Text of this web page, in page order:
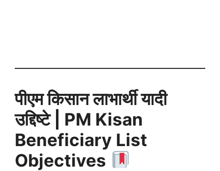
पीएम किसान लाभार्थी यादी
उद्दिष्टे | PM Kisan
Beneficiary List
Objectives